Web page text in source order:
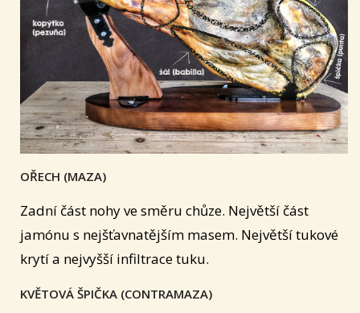
OŘECH (MAZA)
Zadní část nohy ve směru chůze. Největší část
jamónu s nejšťavnatějším masem. Největší tukové
krytí a nejvyšší infiltrace tuku.
KVĚTOVÁ ŠPIČKA (CONTRAMAZA)